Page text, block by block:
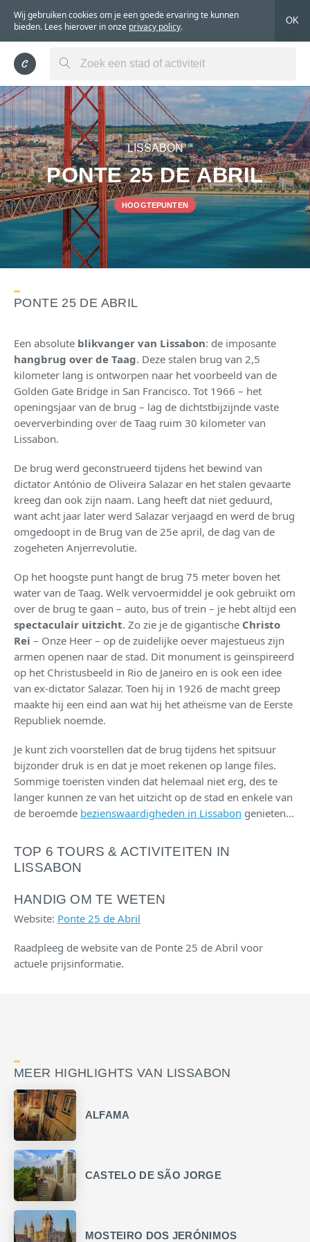
Wij gebruiken cookies om je een goede ervaring te kunnen
bieden. Lees hierover in onze privacy policy.
OK
LISSABON
PONTE 25 DE ABRIL
HOOGTEPUNTEN
PONTE 25 DE ABRIL
Een absolute blikvanger van Lissabon: de imposante
hangbrug over de Taag. Deze stalen brug van 2,5
kilometer lang is ontworpen naar het voorbeeld van de
Golden Gate Bridge in San Francisco. Tot 1966 – het
openingsjaar van de brug – lag de dichtstbijzijnde vaste
oeververbinding over de Taag ruim 30 kilometer van
Lissabon.
De brug werd geconstrueerd tijdens het bewind van
dictator António de Oliveira Salazar en het stalen gevaarte
kreeg dan ook zijn naam. Lang heeft dat niet geduurd,
want acht jaar later werd Salazar verjaagd en werd de brug
omgedoopt in de Brug van de 25e april, de dag van de
zogeheten Anjerrevolutie.
Op het hoogste punt hangt de brug 75 meter boven het
water van de Taag. Welk vervoermiddel je ook gebruikt om
over de brug te gaan – auto, bus of trein – je hebt altijd een
spectaculair uitzicht. Zo zie je de gigantische Christo
Rei – Onze Heer – op de zuidelijke oever majestueus zijn
armen openen naar de stad. Dit monument is geïnspireerd
op het Christusbeeld in Rio de Janeiro en is ook een idee
van ex-dictator Salazar. Toen hij in 1926 de macht greep
maakte hij een eind aan wat hij het atheïsme van de Eerste
Republiek noemde.
Je kunt zich voorstellen dat de brug tijdens het spitsuur
bijzonder druk is en dat je moet rekenen op lange files.
Sommige toeristen vinden dat helemaal niet erg, des te
langer kunnen ze van het uitzicht op de stad en enkele van
de beroemde bezienswaardigheden in Lissabon genieten...
TOP 6 TOURS & ACTIVITEITEN IN
LISSABON
HANDIG OM TE WETEN
Website: Ponte 25 de Abril
Raadpleeg de website van de Ponte 25 de Abril voor
actuele prijsinformatie.
MEER HIGHLIGHTS VAN LISSABON
ALFAMA
CASTELO DE SÃO JORGE
MOSTEIRO DOS JERÓNIMOS